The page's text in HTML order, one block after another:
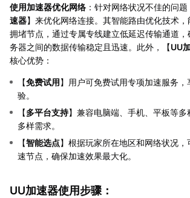
使用加速器优化网络 ：针对网络状况不佳的问
速器】来优化网络连接。其智能路由优化技术
拥堵节点，通过专属专线建立低延迟传输通道
务器之间的数据传输稳定且迅速。此外，【UU
核心优势：
【免费试用】用户可免费试用专项加速服务
验。
【多平台支持】兼容电脑端、手机、平板等多
多样需求。
【智能选点】根据玩家所在地区和网络状况
速节点，确保加速效果最大化。
UU加速器使用步骤：